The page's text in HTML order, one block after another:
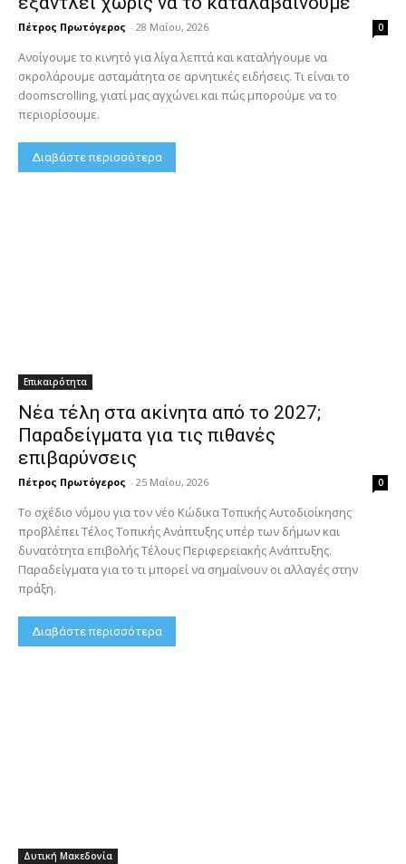
Πέτρος Πρωτόγερος - 28 Μαΐου, 2026 0
Ανοίγουμε το κινητό για λίγα λεπτά και καταλήγουμε να
σκρολάρουμε ασταμάτητα σε αρνητικές ειδήσεις. Τι είναι το
doomscrolling, γιατί μας αγχώνει και πώς μπορούμε να το
περιορίσουμε.
Διαβάστε περισσότερα
Επικαιρότητα
Νέα τέλη στα ακίνητα από το 2027;
Παραδείγματα για τις πιθανές
επιβαρύνσεις
Πέτρος Πρωτόγερος - 25 Μαΐου, 2026 0
Το σχέδιο νόμου για τον νέο Κώδικα Τοπικής Αυτοδιοίκησης
προβλέπει Τέλος Τοπικής Ανάπτυξης υπέρ των δήμων και
δυνατότητα επιβολής Τέλους Περιφερειακής Ανάπτυξης.
Παραδείγματα για το τι μπορεί να σημαίνουν οι αλλαγές στην
πράξη.
Διαβάστε περισσότερα
Δυτική Μακεδονία